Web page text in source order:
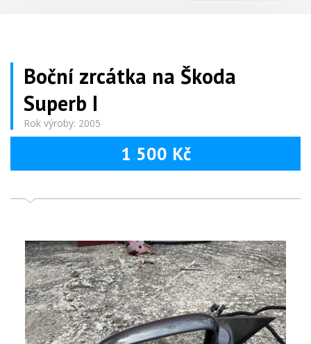
Boční zrcátka na Škoda
Superb I
Rok výroby: 2005
1 500 Kč